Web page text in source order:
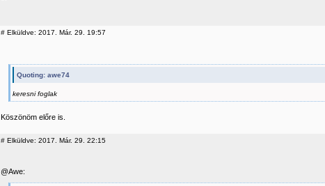
# Elküldve: 2017. Már. 29. 19:57
Quoting: awe74
keresni foglak
Köszönöm előre is.
# Elküldve: 2017. Már. 29. 22:15
@Awe: